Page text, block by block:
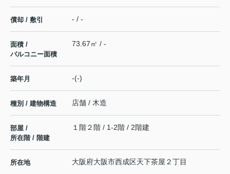
償却 / 敷引 - / -
面積 /
バルコニー面積
73.67㎡ / -
築年月 -(-)
種別 / 建物構造 店舗 / 木造
部屋 /
所在階 / 階建
１階２階 / 1-2階 / 2階建
所在地 大阪府大阪市西成区天下茶屋 ２丁目